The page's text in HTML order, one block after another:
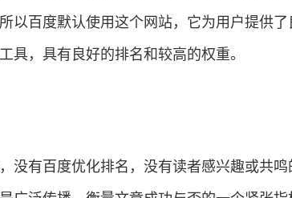
以百度默认使用这个网站，它为用户提供了
，具有良好的排名和较高的权重。
没有百度优化排名，没有读者感兴趣或共鸣